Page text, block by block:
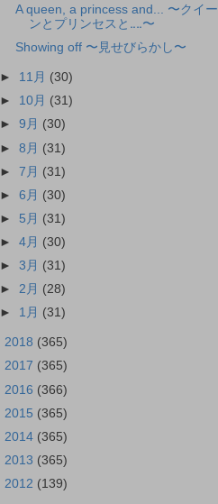
A queen, a princess and... 〜クイー
ンとプリンセスと‥‥〜
Showing off 〜見せびらかし〜
► 11月 (30)
► 10月 (31)
►9月 (30)
►8月 (31)
►7月 (31)
►6月 (30)
► 5月 (31)
►4月 (30)
►3月 (31)
►2月 (28)
► 1月 (31)
2018 (365)
2017 (365)
2016 (366)
2015 (365)
2014 (365)
2013 (365)
2012 (139)